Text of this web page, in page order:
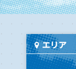
エリア